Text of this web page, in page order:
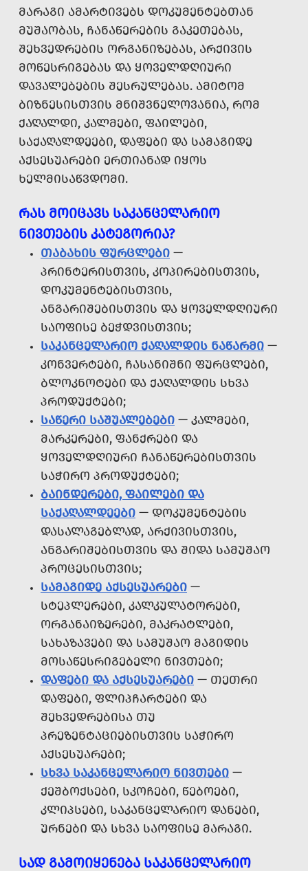
ᲛᲐᲠᲐᲒᲘ ᲐᲛᲐᲠᲢᲘᲕᲔᲑᲡ ᲓᲝᲙᲣᲛᲔᲜᲢᲔᲑᲗᲐᲜ
ᲛᲣᲨᲐᲝᲑᲐᲡ, ᲩᲐᲜᲐᲬᲔᲠᲔᲑᲘᲡ ᲒᲐᲙᲔᲗᲔᲑᲐᲡ,
ᲨᲔᲮᲕᲔᲓᲠᲔᲑᲘᲡ ᲝᲠᲒᲐᲜᲘᲖᲔᲑᲐᲡ, ᲐᲠᲥᲘᲕᲘᲡ
ᲛᲝᲬᲔᲡᲠᲘᲒᲔᲑᲐᲡ ᲓᲐ ᲧᲝᲕᲔᲚᲓᲦᲘᲣᲠᲘ
ᲓᲐᲕᲐᲚᲔᲑᲔᲑᲘᲡ ᲨᲔᲡᲠᲣᲚᲔᲑᲐᲡ. ᲐᲛᲘᲢᲝᲛ
ᲑᲘᲖᲜᲔᲡᲘᲡᲗᲕᲘᲡ ᲛᲜᲘᲨᲕᲜᲔᲚᲝᲕᲐᲜᲘᲐ, ᲠᲝᲛ
ᲥᲐᲦᲐᲚᲓᲘ, ᲙᲐᲚᲛᲔᲑᲘ, ᲤᲐᲘᲚᲔᲑᲘ,
ᲡᲐᲥᲐᲦᲐᲚᲓᲔᲔᲑᲘ, ᲓᲐᲤᲔᲑᲘ ᲓᲐ ᲡᲐᲛᲐᲒᲘᲓᲔ
ᲐᲥᲡᲔᲡᲣᲐᲠᲔᲑᲘ ᲔᲠᲗᲘᲐᲜᲐᲓ ᲘᲧᲝᲡ
ᲮᲔᲚᲛᲘᲡᲐᲬᲕᲓᲝᲛᲘ.
ᲠᲐᲡ ᲛᲝᲘᲪᲐᲕᲡ ᲡᲐᲙᲐᲜᲪᲔᲚᲐᲠᲘᲝ
ᲜᲘᲕᲗᲔᲑᲘᲡ ᲙᲐᲢᲔᲒᲝᲠᲘᲐ?
ᲗᲐᲑᲐᲮᲘᲡ ᲤᲣᲠᲪᲚᲔᲑᲘ —
ᲞᲠᲘᲜᲢᲔᲠᲘᲡᲗᲕᲘᲡ, ᲙᲝᲞᲘᲠᲔᲑᲘᲡᲗᲕᲘᲡ,
ᲓᲝᲙᲣᲛᲔᲜᲢᲔᲑᲘᲡᲗᲕᲘᲡ,
ᲐᲜᲒᲐᲠᲘᲨᲔᲑᲘᲡᲗᲕᲘᲡ ᲓᲐ ᲧᲝᲕᲔᲚᲓᲦᲘᲣᲠᲘ
ᲡᲐᲝᲤᲘᲡᲔ ᲑᲔᲭᲓᲕᲘᲡᲗᲕᲘᲡ;
ᲡᲐᲙᲐᲜᲪᲔᲚᲐᲠᲘᲝ ᲥᲐᲦᲐᲚᲓᲘᲡ ᲜᲐᲬᲐᲠᲛᲘ —
ᲙᲝᲜᲕᲔᲠᲢᲔᲑᲘ, ᲩᲐᲡᲐᲜᲘᲨᲜᲘ ᲤᲣᲠᲪᲚᲔᲑᲘ,
ᲑᲚᲝᲙᲜᲝᲢᲔᲑᲘ ᲓᲐ ᲥᲐᲦᲐᲚᲓᲘᲡ ᲡᲮᲕᲐ
ᲞᲠᲝᲓᲣᲥᲢᲔᲑᲘ;
ᲡᲐᲬᲔᲠᲘ ᲡᲐᲨᲣᲐᲚᲔᲑᲔᲑᲘ — ᲙᲐᲚᲛᲔᲑᲘ,
ᲛᲐᲠᲙᲔᲠᲔᲑᲘ, ᲤᲐᲜᲥᲠᲔᲑᲘ ᲓᲐ
ᲧᲝᲕᲔᲚᲓᲦᲘᲣᲠᲘ ᲩᲐᲜᲐᲬᲔᲠᲔᲑᲘᲡᲗᲕᲘᲡ
ᲡᲐᲭᲘᲠᲝ ᲞᲠᲝᲓᲣᲥᲢᲔᲑᲘ;
ᲑᲐᲘᲜᲓᲔᲠᲔᲑᲘ, ᲤᲐᲘᲚᲔᲑᲘ ᲓᲐ
ᲡᲐᲥᲐᲦᲐᲚᲓᲔᲔᲑᲘ — ᲓᲝᲙᲣᲛᲔᲜᲢᲔᲑᲘᲡ
ᲓᲐᲡᲐᲚᲐᲒᲔᲑᲚᲐᲓ, ᲐᲠᲥᲘᲕᲘᲡᲗᲕᲘᲡ,
ᲐᲜᲒᲐᲠᲘᲨᲔᲑᲘᲡᲗᲕᲘᲡ ᲓᲐ ᲨᲘᲓᲐ ᲡᲐᲛᲣᲨᲐᲝ
ᲞᲠᲝᲪᲔᲡᲘᲡᲗᲕᲘᲡ;
ᲡᲐᲛᲐᲒᲘᲓᲔ ᲐᲥᲡᲔᲡᲣᲐᲠᲔᲑᲘ —
ᲡᲢᲔᲞᲚᲔᲠᲔᲑᲘ, ᲙᲐᲚᲙᲣᲚᲐᲢᲝᲠᲔᲑᲘ,
ᲝᲠᲒᲐᲜᲐᲘᲖᲔᲠᲔᲑᲘ, ᲛᲐᲙᲠᲐᲢᲚᲔᲑᲘ,
ᲡᲐᲮᲐᲖᲐᲕᲔᲑᲘ ᲓᲐ ᲡᲐᲛᲣᲨᲐᲝ ᲛᲐᲒᲘᲓᲘᲡ
ᲛᲝᲡᲐᲬᲔᲡᲠᲘᲒᲔᲑᲔᲚᲘ ᲜᲘᲕᲗᲔᲑᲘ;
ᲓᲐᲤᲔᲑᲘ ᲓᲐ ᲐᲥᲡᲔᲡᲣᲐᲠᲔᲑᲘ — ᲗᲔᲗᲠᲘ
ᲓᲐᲤᲔᲑᲘ, ᲤᲚᲘᲞᲩᲐᲠᲢᲔᲑᲘ ᲓᲐ
ᲨᲔᲮᲕᲔᲓᲠᲔᲑᲘᲡᲐ ᲗᲣ
ᲞᲠᲔᲖᲔᲜᲢᲐᲪᲘᲔᲑᲘᲡᲗᲕᲘᲡ ᲡᲐᲭᲘᲠᲝ
ᲐᲥᲡᲔᲡᲣᲐᲠᲔᲑᲘ;
ᲡᲮᲕᲐ ᲡᲐᲙᲐᲜᲪᲔᲚᲐᲠᲘᲝ ᲜᲘᲕᲗᲔᲑᲘ —
ᲥᲔᲨᲑᲝᲥᲡᲔᲑᲘ, ᲡᲙᲝᲩᲔᲑᲘ, ᲬᲔᲑᲝᲔᲑᲘ,
ᲙᲚᲘᲞᲡᲔᲑᲘ, ᲡᲐᲙᲐᲜᲪᲔᲚᲐᲠᲘᲝ ᲓᲐᲜᲔᲑᲘ,
ᲣᲠᲜᲔᲑᲘ ᲓᲐ ᲡᲮᲕᲐ ᲡᲐᲝᲤᲘᲡᲔ ᲛᲐᲠᲐᲒᲘ.
ᲡᲐᲓ ᲒᲐᲛᲝᲘᲧᲔᲜᲔᲑᲐ ᲡᲐᲙᲐᲜᲪᲔᲚᲐᲠᲘᲝ